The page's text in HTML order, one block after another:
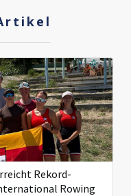
Rekord-
Rowing